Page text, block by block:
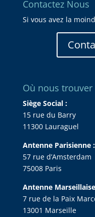
Contactez Nous
Si vous avez la
Où nous trouver
Siège Social :
15 rue du Barry
11300 Lauraguel
Antenne Parisienne :
57 rue d’Amsterdam
75008 Paris
Antenne
7 rue de la Paix
13001 Marseille